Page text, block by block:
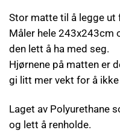
Stor matte til å legge ut
Måler hele 243x243cm
den lett å ha med seg.
Hjørnene på matten er
gi litt mer vekt for å
Laget av Polyurethane
og lett å renholde.